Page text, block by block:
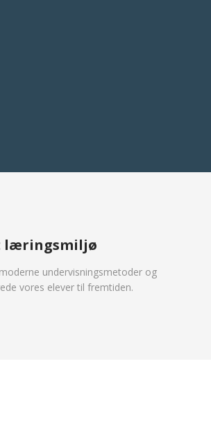
læringsmiljø
undervisningsmetoder og
vores elever til fremtiden.